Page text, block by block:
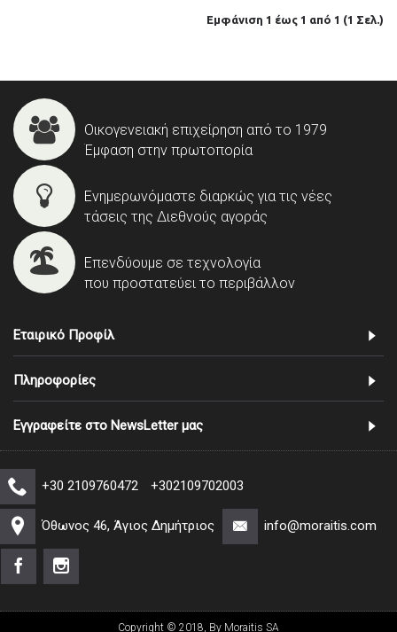
Εμφάνιση 1 έως 1 από 1 (1 Σελ.)
Οικογενειακή επιχείρηση από το 1979
Έμφαση στην πρωτοπορία
Ενημερωνόμαστε διαρκώς για τις νέες
τάσεις της Διεθνούς αγοράς
Επενδύουμε σε τεχνολογία
που προστατεύει το περιβάλλον
Εταιρικό Προφίλ
Πληροφορίες
Εγγραφείτε στο NewsLetter μας
+30 2109760472 +302109702003
Όθωνος 46, Άγιος Δημήτριος info@moraitis.com
Copyright © 2018, By Moraitis SA